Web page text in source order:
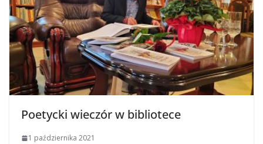
Poetycki wieczór w bibliotece
1 października 2021